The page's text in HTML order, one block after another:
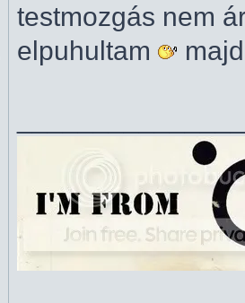
testmozgás nem
elpuhultam